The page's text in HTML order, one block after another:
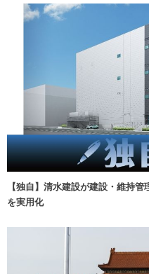
【独自】清水建設が建設・維持
を実用化